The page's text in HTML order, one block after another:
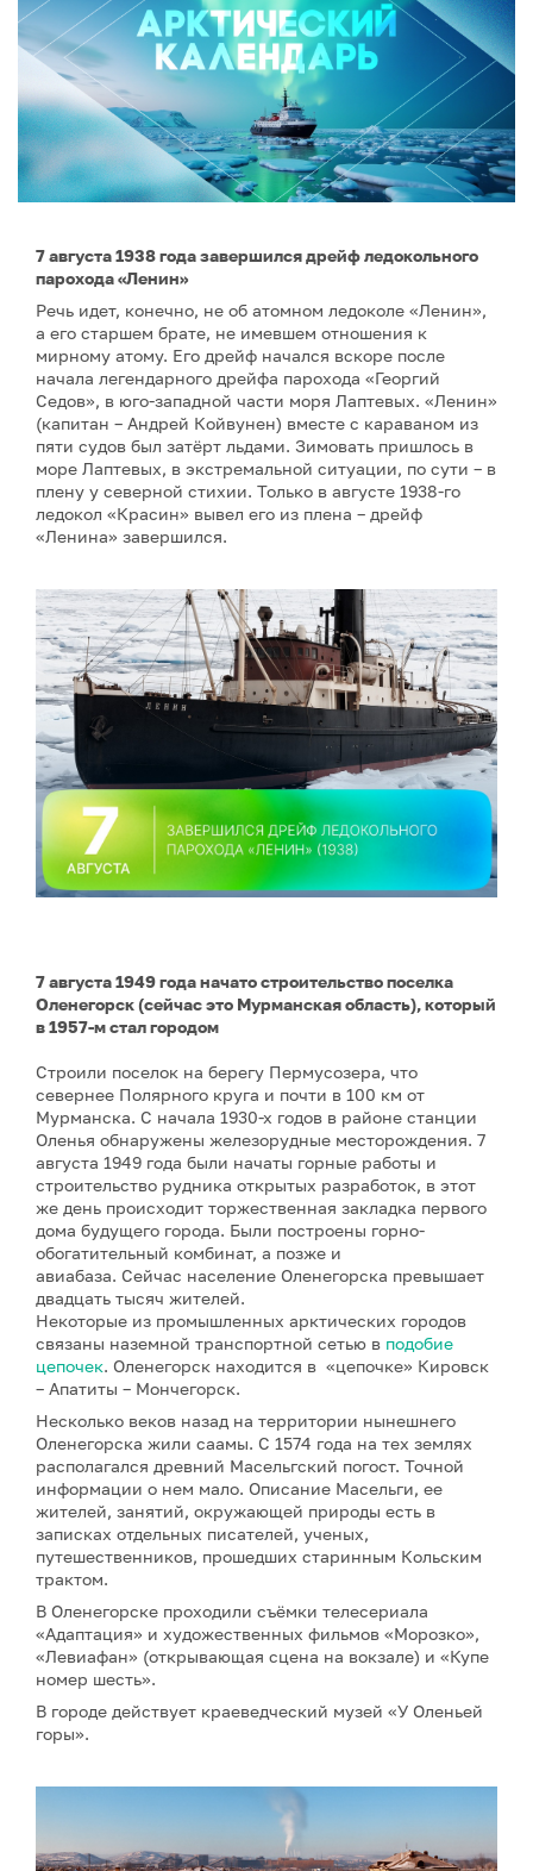
7 августа 1938 года завершился дрейф ледокольного
парохода «Ленин»
Речь идет, конечно, не об атомном ледоколе «Ленин»,
а его старшем брате, не имевшем отношения к
мирному атому. Его дрейф начался вскоре после
начала легендарного дрейфа парохода «Георгий
Седов», в юго-западной части моря Лаптевых. «Ленин»
(капитан – Андрей Койвунен) вместе с караваном из
пяти судов был затёрт льдами. Зимовать пришлось в
море Лаптевых, в экстремальной ситуации, по сути – в
плену у северной стихии. Только в августе 1938-го
ледокол «Красин» вывел его из плена – дрейф
«Ленина» завершился.
7 августа 1949 года начато строительство поселка
Оленегорск (сейчас это Мурманская область), который
в 1957-м стал городом
Строили поселок на берегу Пермусозера, что
севернее Полярного круга и почти в 100 км от
Мурманска. С начала 1930-х годов в районе станции
Оленья обнаружены железорудные месторождения. 7
августа 1949 года были начаты горные работы и
строительство рудника открытых разработок, в этот
же день происходит торжественная закладка первого
дома будущего города. Были построены горно-
обогатительный комбинат, а позже и
авиабаза. Сейчас население Оленегорска превышает
двадцать тысяч жителей.
Некоторые из промышленных арктических городов
связаны наземной транспортной сетью в подобие
цепочек. Оленегорск находится в «цепочке» Кировск
– Апатиты – Мончегорск.
Несколько веков назад на территории нынешнего
Оленегорска жили саамы. С 1574 года на тех землях
располагался древний Масельгский погост. Точной
информации о нем мало. Описание Масельги, ее
жителей, занятий, окружающей природы есть в
записках отдельных писателей, ученых,
путешественников, прошедших старинным Кольским
трактом.
В Оленегорске проходили съёмки телесериала
«Адаптация» и художественных фильмов «Морозко»,
«Левиафан» (открывающая сцена на вокзале) и «Купе
номер шесть».
В городе действует краеведческий музей «У Оленьей
горы».